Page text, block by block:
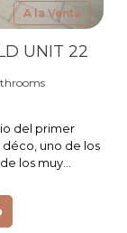
A la Venta
UNIT 22
del primer
uno de los
los muy…